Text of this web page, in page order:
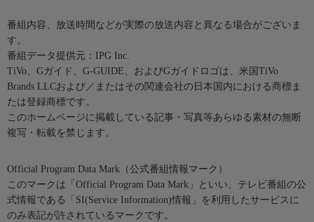
番組内容、放送時間などが実際の放送内容と異なる場合がございま
す。
番組データ提供元：IPG Inc.
TiVo、Gガイド、G-GUIDE、およびGガイドロゴは、米国TiVo
Brands LLCおよび／またはその関連会社の日本国内における商標ま
たは登録商標です。
このホームページに掲載している記事・写真等あらゆる素材の無断
複写・転載を禁じます。
Official Program Data Mark（公式番組情報マーク）
このマークは「Official Program Data Mark」といい、テレビ番組の公
式情報である「SI(Service Information)情報」を利用したサービスに
のみ表記が許されているマークです。